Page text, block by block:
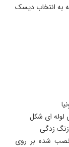
به انتخاب دیسک
لوله ای شکل
زنگ زدگی
شده بر روی